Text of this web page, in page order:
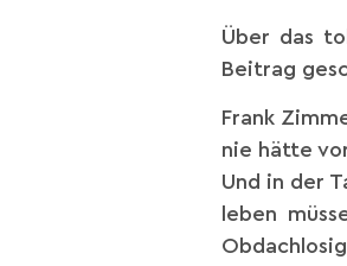
Über das
Beitrag
Frank
nie hätte
Und in der
leben